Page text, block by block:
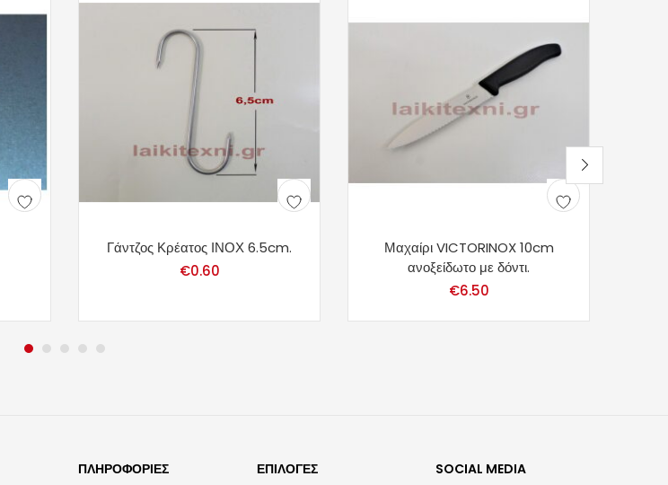
Γάντζος Κρέατος ΙΝΟΧ 6.5cm.
€0.60
Μαχαίρι VICTORINOX 10cm
ανοξείδωτο με δόντι.
€6.50
ΠΛΗΡΟΦΟΡΊΕΣ
ΕΠΙΛΟΓΈΣ
SOCIAL MEDIA